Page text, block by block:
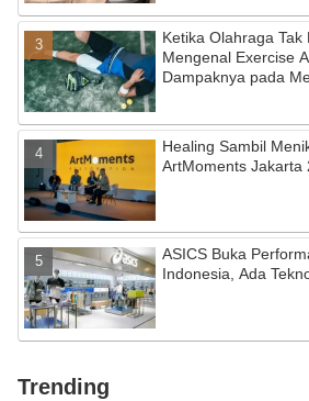
Ketika Olahraga
Mengenal Exercise
Dampaknya pada
Healing Sambil
ArtMoments Jakarta
ASICS Buka
Indonesia, Ada
Trending